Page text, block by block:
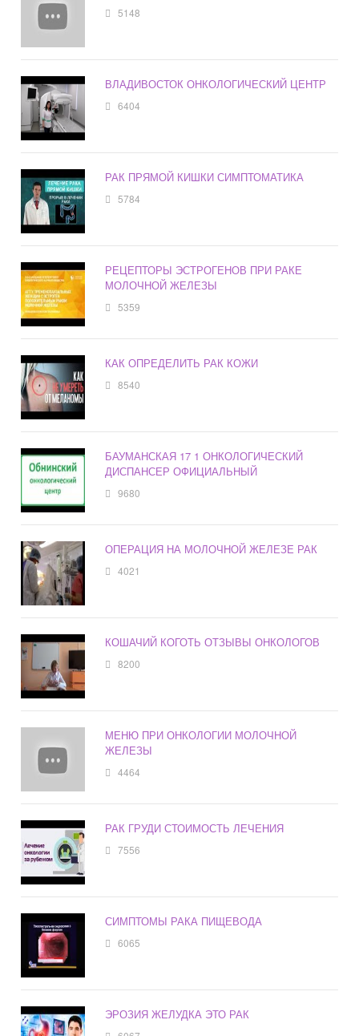
5148
ВЛАДИВОСТОК ОНКОЛОГИЧЕСКИЙ ЦЕНТР
6404
РАК ПРЯМОЙ КИШКИ СИМПТОМАТИКА
5784
РЕЦЕПТОРЫ ЭСТРОГЕНОВ ПРИ РАКЕ
МОЛОЧНОЙ ЖЕЛЕЗЫ
5359
КАК ОПРЕДЕЛИТЬ РАК КОЖИ
8540
БАУМАНСКАЯ 17 1 ОНКОЛОГИЧЕСКИЙ
ДИСПАНСЕР ОФИЦИАЛЬНЫЙ
9680
ОПЕРАЦИЯ НА МОЛОЧНОЙ ЖЕЛЕЗЕ РАК
4021
КОШАЧИЙ КОГОТЬ ОТЗЫВЫ ОНКОЛОГОВ
8200
МЕНЮ ПРИ ОНКОЛОГИИ МОЛОЧНОЙ
ЖЕЛЕЗЫ
4464
РАК ГРУДИ СТОИМОСТЬ ЛЕЧЕНИЯ
7556
СИМПТОМЫ РАКА ПИЩЕВОДА
6065
ЭРОЗИЯ ЖЕЛУДКА ЭТО РАК